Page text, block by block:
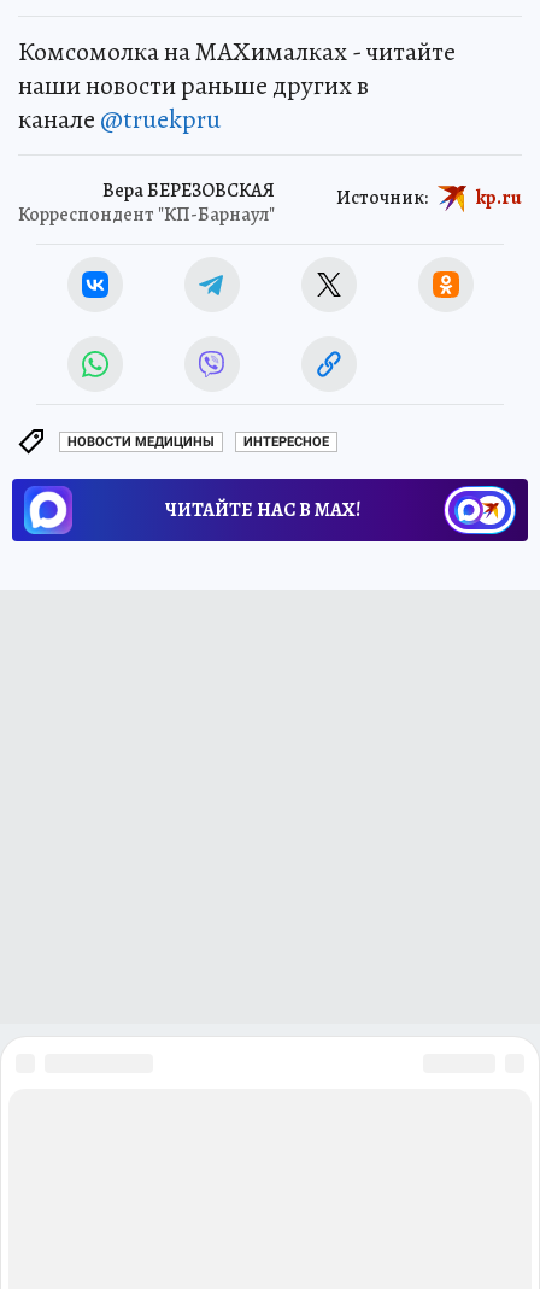
Комсомолка на MAXималках - читайте
наши новости раньше других в
канале @truekpru
Вера БЕРЕЗОВСКАЯ
Корреспондент "КП-Барнаул"
Источник: kp.ru
НОВОСТИ МЕДИЦИНЫ ИНТЕРЕСНОЕ
ЧИТАЙТЕ НАС В МАХ!